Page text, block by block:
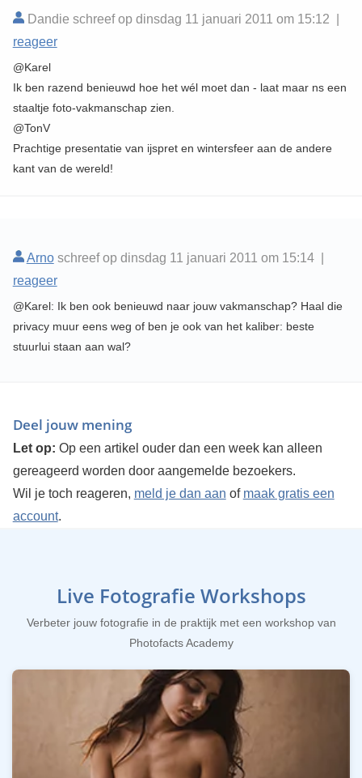
Dandie schreef op dinsdag 11 januari 2011 om 15:12 |
reageer
@Karel
Ik ben razend benieuwd hoe het wél moet dan - laat maar ns een
staaltje foto-vakmanschap zien.
@TonV
Prachtige presentatie van ijspret en wintersfeer aan de andere
kant van de wereld!
Arnoschreef op dinsdag 11 januari 2011 om 15:14 |
reageer
@Karel: Ik ben ook benieuwd naar jouw vakmanschap? Haal die
privacy muur eens weg of ben je ook van het kaliber: beste
stuurlui staan aan wal?
Deel jouw mening
Let op: Op een artikel ouder dan een week kan alleen
gereageerd worden door aangemelde bezoekers.
Wil je toch reageren, meld je dan aan of maak gratis een
account.
Live Fotografie Workshops
Verbeter jouw fotografie in de praktijk met een workshop van
Photofacts Academy